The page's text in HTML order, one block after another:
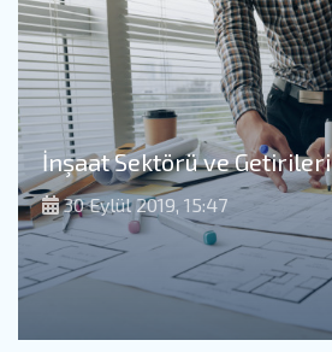
İnşaat Sektörü ve Getirileri
30 Eylül 2019, 15:47